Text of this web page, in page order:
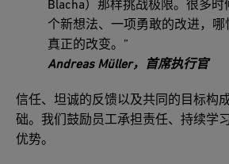
Blacha）那样挑战极限。很多
个新想法、一项勇敢的改进，
真正的改变。”
Andreas Müller，首席执行官
信任、坦诚的反馈以及共同的目标构
础。我们鼓励员工承担责任、持续学
优势。